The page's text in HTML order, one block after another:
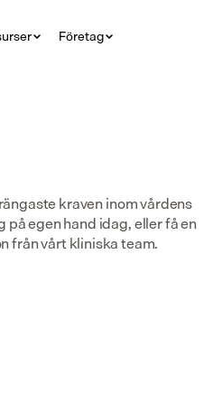
Företag
kraven inom vårdens
egen hand idag, eller få en
från vårt kliniska team.